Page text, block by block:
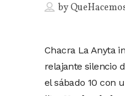
by
Chacra La Anyta
relajante silencio
el sábado 10 con